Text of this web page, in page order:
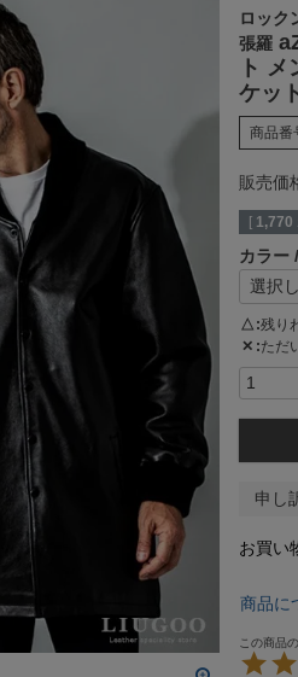
ロック
張羅
ト
ケッ
商品番
販売価
[ 1,770
カラー
△ 残り
✕ ただ
申し
お買い
商品に